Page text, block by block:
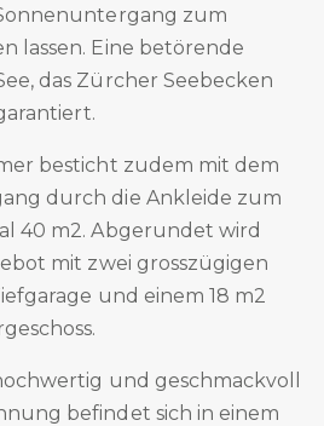
zum
lassen. Eine betörende
das Zürcher Seebecken
besticht zudem mit dem
durch die Ankleide zum
40 m2. Abgerundet wird
mit zwei grosszügigen
und einem 18 m2
und geschmackvoll
befindet sich in einem